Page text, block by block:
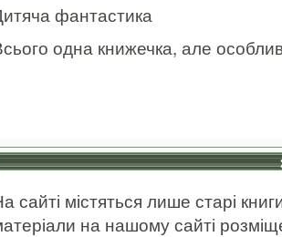
фантастика
одна книжечка, але
сайті містяться лише старі
на нашому сайті